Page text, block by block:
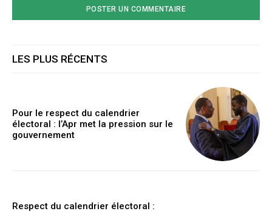
LES PLUS RÉCENTS
Pour le respect du calendrier
électoral : l’Apr met la pression sur le
gouvernement
Respect du calendrier électoral :